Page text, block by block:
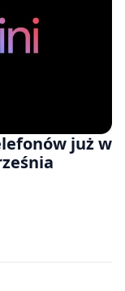
już w